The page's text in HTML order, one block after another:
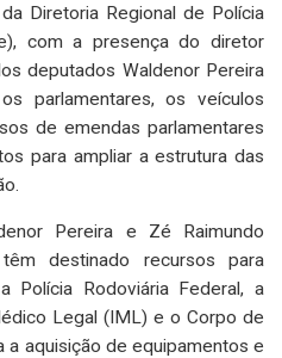
Diretoria Regional de Polícia
com a presença do diretor
deputados Waldenor Pereira
parlamentares, os veículos
de emendas parlamentares
para ampliar a estrutura das
Pereira e Zé Raimundo
destinado recursos para
Polícia Rodoviária Federal, a
Legal (IML) e o Corpo de
a aquisição de equipamentos e